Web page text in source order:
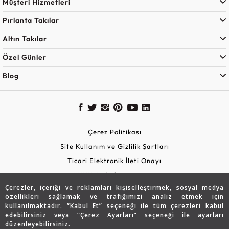
Çerezler, içeriği ve reklamları kişiselleştirmek, sosyal medya
özellikleri sağlamak ve trafiğimizi analiz etmek için
kullanılmaktadır. “Kabul Et” seçeneği ile tüm çerezleri kabul
edebilirsiniz veya “Çerez Ayarları” seçeneği ile ayarları
düzenleyebilirsiniz.
Pırlanta Takılar
Altın Takılar
Özel Günler
Blog
Çerez Politikası
Site Kullanım ve Gizlilik Şartları
Ticari Elektronik İleti Onayı
KVKK Aydınlatma Metni
Güvenli Alışveriş